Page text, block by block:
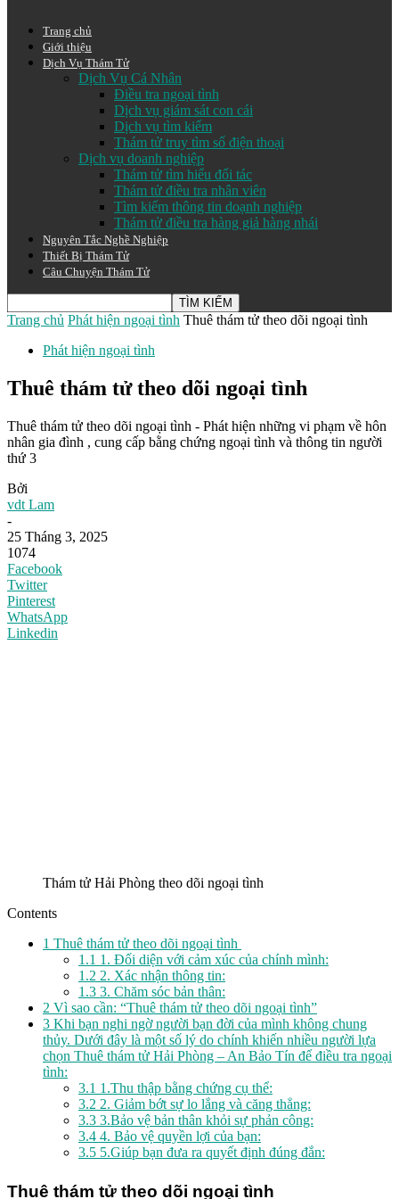
Trang chủ
Giới thiệu
Dịch Vụ Thám Tử
Dịch Vụ Cá Nhân
Điều tra ngoại tình
Dịch vụ giám sát con cái
Dịch vụ tìm kiếm
Thám tử truy tìm số điện thoại
Dịch vụ doanh nghiệp
Thám tử tìm hiểu đối tác
Thám tử điều tra nhân viên
Tìm kiếm thông tin doạnh nghiệp
Thám tử điều tra hàng giả hàng nhái
Nguyên Tắc Nghề Nghiệp
Thiết Bị Thám Tử
Câu Chuyện Thám Tử
Trang chủ Phát hiện ngoại tình Thuê thám tử theo dõi ngoại tình
Phát hiện ngoại tình
Thuê thám tử theo dõi ngoại tình
Thuê thám tử theo dõi ngoại tình - Phát hiện những vi phạm về hôn
nhân gia đình , cung cấp bằng chứng ngoại tình và thông tin người
thứ 3
Bởi
vdt Lam
-
25 Tháng 3, 2025
1074
Facebook
Twitter
Pinterest
WhatsApp
Linkedin
Thám tử Hải Phòng theo dõi ngoại tình
Contents
1 Thuê thám tử theo dõi ngoại tình
1.1 1. Đối diện với cảm xúc của chính mình:
1.2 2. Xác nhận thông tin:
1.3 3. Chăm sóc bản thân:
2 Vì sao cần: “Thuê thám tử theo dõi ngoại tình”
3 Khi bạn nghi ngờ người bạn đời của mình không chung
thủy. Dưới đây là một số lý do chính khiến nhiều người lựa
chọn Thuê thám tử Hải Phòng – An Bảo Tín để điều tra ngoại
tình:
3.1 1.Thu thập bằng chứng cụ thể:
3.2 2. Giảm bớt sự lo lắng và căng thẳng:
3.3 3.Bảo vệ bản thân khỏi sự phản công:
3.4 4. Bảo vệ quyền lợi của bạn:
3.5 5.Giúp bạn đưa ra quyết định đúng đắn:
Thuê thám tử theo dõi ngoại tình